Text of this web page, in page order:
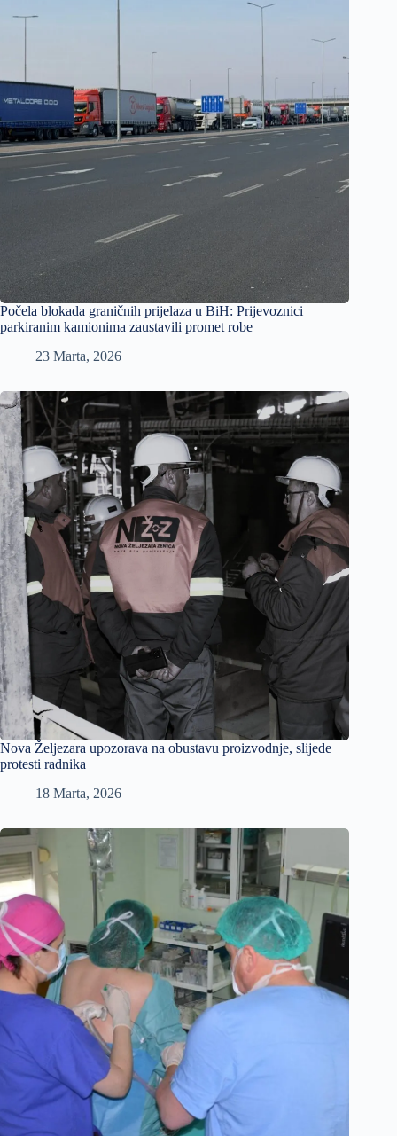
Počela blokada graničnih prijelaza u BiH: Prijevoznici
parkiranim kamionima zaustavili promet robe
23 Marta, 2026
Nova Željezara upozorava na obustavu proizvodnje, slijede
protesti radnika
18 Marta, 2026